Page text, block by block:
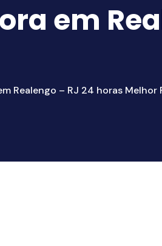
em
Realengo – RJ 24 horas Melhor